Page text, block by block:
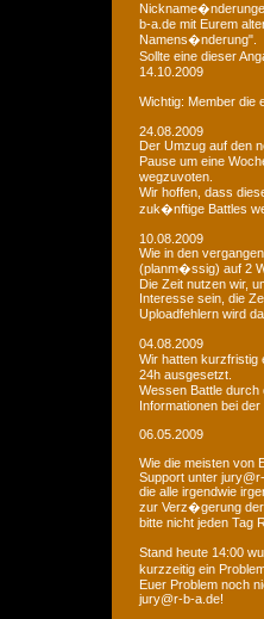
b-a.de mit Eurem
Namens�nderung".
Sollte eine dieser
14.10.2009
Wichtig: Member die
24.08.2009
Der Umzug auf den
Pause um eine
wegzuvoten.
Wir hoffen, dass
zuk�nftige Battles
10.08.2009
Wie in den
(planm�ssig) auf 2
Die Zeit nutzen wir,
Interesse sein, die
Uploadfehlern wird
04.08.2009
Wir hatten kurzfristig
24h ausgesetzt.
Wessen Battle
Informationen bei
06.05.2009
Wie die meisten von
Support unter
die alle irgendwie
zur Verz�gerung der
bitte nicht jeden Tag
Stand heute 14:00
kurzzeitig ein
Euer Problem noch
jury@r-b-a.de!